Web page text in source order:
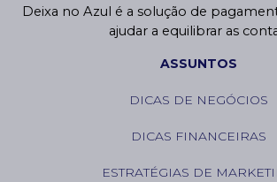
Deixa no Azul é a solução de
ajudar a equilibrar as
ASSUNTOS
DICAS DE NEGÓCIOS
DICAS FINANCEIRAS
ESTRATÉGIAS DE